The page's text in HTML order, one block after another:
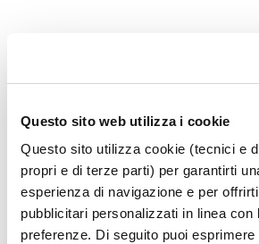
Questo sito web utilizza i cookie
Questo sito utilizza cookie (tecnici e
propri e di terze parti) per garantirti
esperienza di navigazione e per
pubblicitari personalizzati in linea con
preferenze. Di seguito puoi